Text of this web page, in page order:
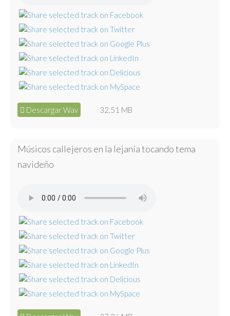
Descargar Wav 32.51 MB
Músicos callejeros en la lejanía tocando tema
navideño